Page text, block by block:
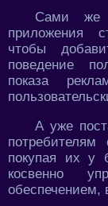
Сами же
приложения
чтобы
поведение
показа
А уже
покупая их у
косвенно
обеспечением,